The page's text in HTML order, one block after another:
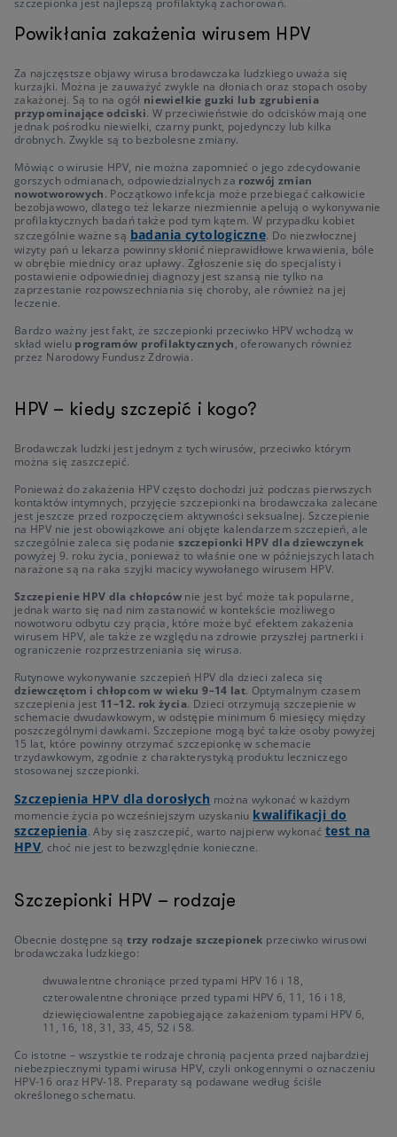
szczepionka jest najlepszą profilaktyką zachorowań.
Powikłania zakażenia wirusem HPV
Za najczęstsze objawy wirusa brodawczaka ludzkiego uważa się
kurzajki. Można je zauważyć zwykle na dłoniach oraz stopach osoby
zakażonej. Są to na ogół niewielkie guzki lub zgrubienia
przypominające odciski. W przeciwieństwie do odcisków mają one
jednak pośrodku niewielki, czarny punkt, pojedynczy lub kilka
drobnych. Zwykle są to bezbolesne zmiany.
Mówiąc o wirusie HPV, nie można zapomnieć o jego zdecydowanie
gorszych odmianach, odpowiedzialnych za rozwój zmian
nowotworowych. Początkowo infekcja może przebiegać całkowicie
bezobjawowo, dlatego też lekarze niezmiennie apelują o wykonywanie
profilaktycznych badań także pod tym kątem. W przypadku kobiet
szczególnie ważne są badania cytologiczne. Do niezwłocznej
wizyty pań u lekarza powinny skłonić nieprawidłowe krwawienia, bóle
w obrębie miednicy oraz upławy. Zgłoszenie się do specjalisty i
postawienie odpowiedniej diagnozy jest szansą nie tylko na
zaprzestanie rozpowszechniania się choroby, ale również na jej
leczenie.
Bardzo ważny jest fakt, że szczepionki przeciwko HPV wchodzą w
skład wielu programów profilaktycznych, oferowanych również
przez Narodowy Fundusz Zdrowia.
HPV – kiedy szczepić i kogo?
Brodawczak ludzki jest jednym z tych wirusów, przeciwko którym
można się zaszczepić.
Ponieważ do zakażenia HPV często dochodzi już podczas pierwszych
kontaktów intymnych, przyjęcie szczepionki na brodawczaka zalecane
jest jeszcze przed rozpoczęciem aktywności seksualnej. Szczepienie
na HPV nie jest obowiązkowe ani objęte kalendarzem szczepień, ale
szczególnie zaleca się podanieszczepionki HPV dla dziewczynek
powyżej 9. roku życia, ponieważ to właśnie one w późniejszych latach
narażone są na raka szyjki macicy wywołanego wirusem HPV.
Szczepienie HPV dla chłopców nie jest być może tak popularne,
jednak warto się nad nim zastanowić w kontekście możliwego
nowotworu odbytu czy prącia, które może być efektem zakażenia
wirusem HPV, ale także ze względu na zdrowie przyszłej partnerki i
ograniczenie rozprzestrzeniania się wirusa.
Rutynowe wykonywanie szczepień HPV dla dzieci zaleca się
dziewczętom i chłopcom w wieku 9–14 lat. Optymalnym czasem
szczepienia jest 11–12. rok życia. Dzieci otrzymują szczepienie w
schemacie dwudawkowym, w odstępie minimum 6 miesięcy między
poszczególnymi dawkami. Szczepione mogą być także osoby powyżej
15 lat, które powinny otrzymać szczepionkę w schemacie
trzydawkowym, zgodnie z charakterystyką produktu leczniczego
stosowanej szczepionki.
Szczepienia HPV dla dorosłych można wykonać w każdym
momencie życia po wcześniejszym uzyskaniu kwalifikacji do
szczepienia. Aby się zaszczepić, warto najpierw wykonać test na
HPV, choć nie jest to bezwzględnie konieczne.
Szczepionki HPV – rodzaje
Obecnie dostępne sątrzy rodzaje szczepionek przeciwko wirusowi
brodawczaka ludzkiego:
dwuwalentne chroniące przed typami HPV 16 i 18,
czterowalentne chroniące przed typami HPV 6, 11, 16 i 18,
dziewięciowalentne zapobiegające zakażeniom typami HPV 6,
11, 16, 18, 31, 33, 45, 52 i 58.
Co istotne – wszystkie te rodzaje chronią pacjenta przed najbardziej
niebezpiecznymi typami wirusa HPV, czyli onkogennymi o oznaczeniu
HPV-16 oraz HPV-18. Preparaty są podawane według ściśle
określonego schematu.